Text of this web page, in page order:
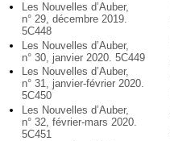
Les Nouvelles d’Auber,
n° 29, décembre 2019.
5C448
Les Nouvelles d’Auber,
n° 30, janvier 2020. 5C449
Les Nouvelles d’Auber,
n° 31, janvier-février 2020.
5C450
Les Nouvelles d’Auber,
n° 32, février-mars 2020.
5C451